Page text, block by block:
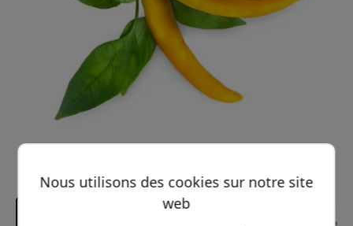
Nous utilisons des cookies sur notre site
web